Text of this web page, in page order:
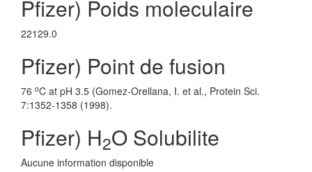
Pfizer) Poids moleculaire
22129.0
Pfizer) Point de fusion
76 oC at pH 3.5 (Gomez-Orellana, I. et al., Protein Sci.
7:1352-1358 (1998).
Pfizer) H2O Solubilite
Aucune information disponible